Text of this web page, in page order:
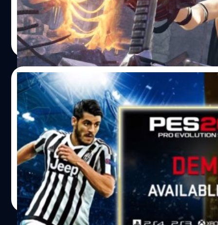
Entertainment ได้ประกาศเตรียมเปิดให้ทดลองเล่นเดโมเกม
Eater 3 โซนญี่ปุ่น ในวันที่ 29 พฤศจิกายนนี้ บนแพลตฟอร์ม
PlayStation 4 ตัวเกมเวอร์ชั่นเดโมนี้ถูกปรับปรุงให้ดีขึ้นหลังได้
เสนอแนะจากผู้เล่นที่เคยเล่นเดโมเวอร์ชั่นก่อน โดยตัวเกมจะ
ผู้เล่นคนเดียว โหมดผู้เล่นหลายคน (ภารกิจปราบ Anubis,
และ Barbarius) และโหมดทำภารกิจแบบ 8 คนให้ได้เลือกเล่น
ก็ตามทาง Bandai Namco Entertainment ยังไม่เผยรายละเ
เปิดให้ดาวน์โหลดเดโมเกม God Eater 3 ได้ถึงเมื่อไหร่ เราคง
ติดตามข่าวกันต่อไปครับ God Eater 3 โซนญี่ปุ่นมีกำหนดวาง
ในวันที่ 13 ธันวาคมนี้ ส่วนโซนอเมริกาและยุโรปมีกำหนดวางจ
วันที่ 8 กุมภาพันธ์ 2019 อ้างอิง
ศุภกร ประเสริฐศิลป์| 2820 days ago
Read More
30/11/2015
สาวกอดใจรอ! Konami เตรียมปล่อย ‘PES
เวอร์ชันเล่นฟรี 8 ธ.ค.นี้
แน่นอนว่า Konami ค่ายเกมที่เราคนไทยรู้จักกันดีนั้นก็ต้องปรั
กระแสโลกด้วยการหันมาโฟกัสกับตลาดเกมมือถือมากขึ้นในช่
รวมทั้งการหยุดสานต่อเกมแฟรนไชส์ดังอย่าง Silent Hill หรือ
Castlevania แต่ขณะเดียวกัน Pro Evolution Soccer อีกหนึ่งเ
ฟุตบอลหัวหอกของค่ายก็ยังคงเดินหน้าต่อไปเรื่อยๆ ล่าสุดมีรา
Konami เตรียมจะปล่อย PES 2016 ให้ลองเล่นแบบ 'free-to-
เวอร์ชัน PlayStation 3 และ 4 ซึ่งถือเป็นก้าวแรกของการพัฒน
เล่นฟรีของ Konami นั่นเอง
ณัฐพันธ์ ส่งวิรุฬห์| 3906 days ago
Read More